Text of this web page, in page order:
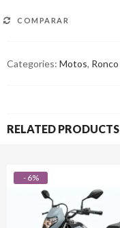
COMPARAR
Categories: Motos, Ronco
RELATED PRODUCTS
- 6%